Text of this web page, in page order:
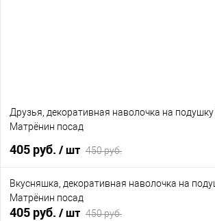
Друзья, декоративная наволочка на
Матрёнин посад
405 руб. / шт 450 руб.
В корзину
Вкусняшка, декоративная наволочка на
Матрёнин посад
405 руб. / шт 450 руб.